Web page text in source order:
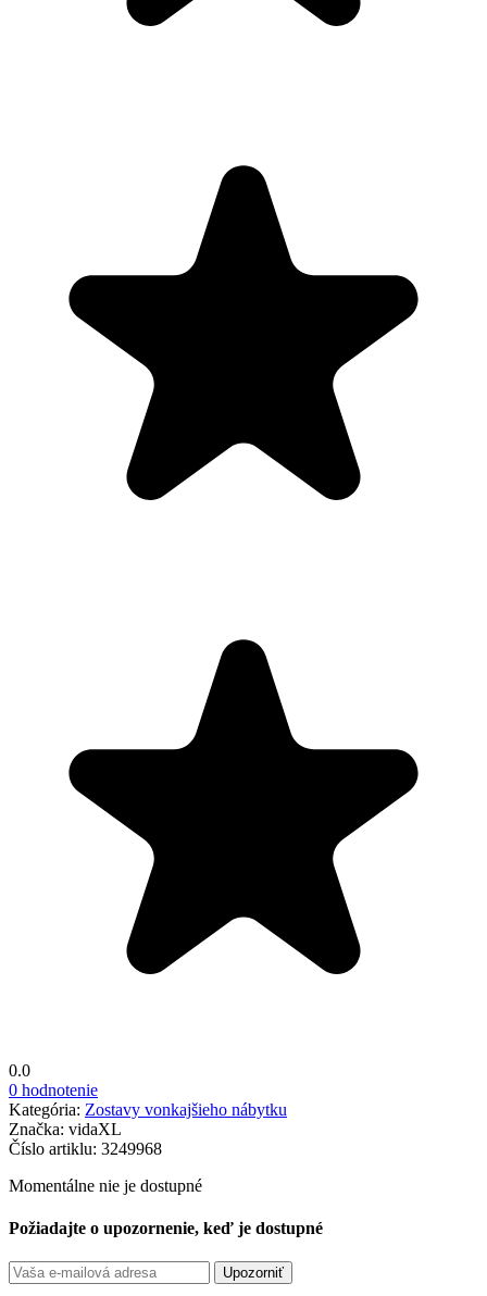
0.0
0 hodnotenie
Kategória: Zostavy vonkajšieho nábytku
Značka: vidaXL
Číslo artiklu: 3249968
Momentálne nie je dostupné
Požiadajte o upozornenie, keď je dostupné
Upozorniť